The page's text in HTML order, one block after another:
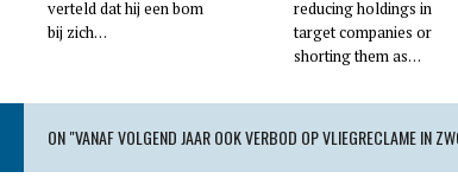
verteld dat hij een bom
bij zich…
reducing holdings in
target companies or
shorting them as…
ON "VANAF VOLGEND JAAR OOK VERBOD OP VLIEGRECLAME IN